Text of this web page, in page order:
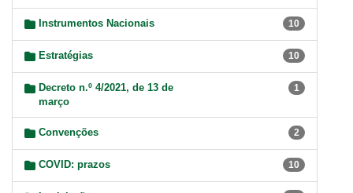
Instrumentos Nacionais 10
Estratégias 10
Decreto n.º 4/2021, de 13 de
março
1
Convenções 2
COVID: prazos 10